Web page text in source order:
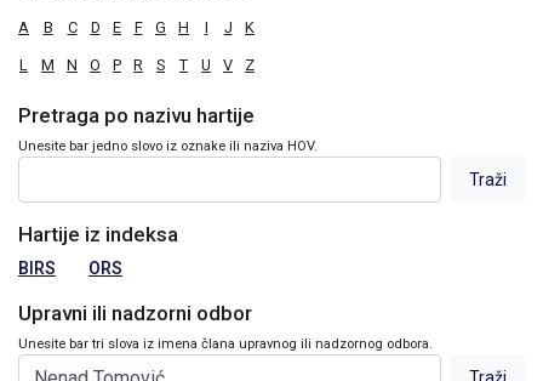
A B C D E F G H I J K
L M N O P R S T U V Z
Pretraga po nazivu hartije
Unesite bar jedno slovo iz oznake ili naziva HOV.
Hartije iz indeksa
BIRS ORS
Upravni ili nadzorni odbor
Unesite bar tri slova iz imena člana upravnog ili nadzornog odbora.